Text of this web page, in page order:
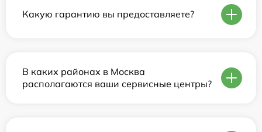
Какую гарантию вы предоставляете?
В каких районах в Москва
располагаются ваши сервисные центры?